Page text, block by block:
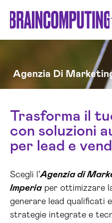
Agenzia Di
Trasforma il
con soluzioni
per lead e
Scegli l’Agenzia di
Imperiaper ottimizzare
generare lead qualificati
strategie integrate e